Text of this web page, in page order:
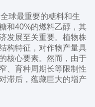
球最重要的糖料和生
和40%的燃料乙醇，其
发展至关重要。植物株
构特征，对作物产量具
核心要素。然而，由于
、育种周期长等限制性
滞后，蕴藏巨大的增产